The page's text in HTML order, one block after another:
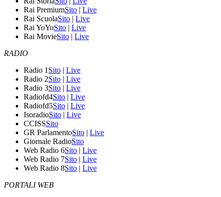
Rai PremiumSito | Live
Rai ScuolaSito | Live
Rai YoYoSito | Live
Rai MovieSito | Live
RADIO
Radio 1 Sito | Live
Radio 2Sito | Live
Radio 3Sito | Live
Radiofd4Sito | Live
Radiofd5Sito | Live
IsoradioSito | Live
CCISSSito
GR ParlamentoSito | Live
Giornale RadioSito
Web Radio 6Sito | Live
Web Radio 7Sito | Live
Web Radio 8Sito | Live
PORTALI WEB